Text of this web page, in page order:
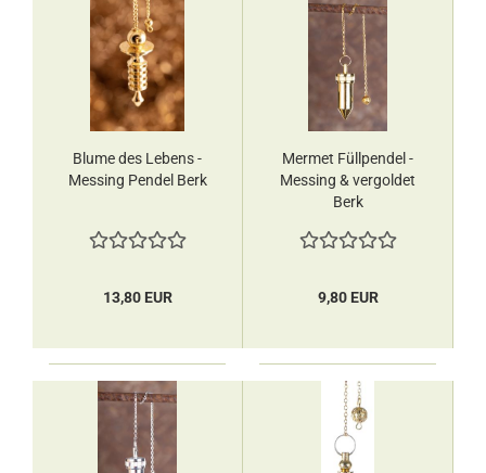
Blume des Lebens -
Messing Pendel Berk
13,80 EUR
Mermet Füllpendel -
Messing & vergoldet
Berk
9,80 EUR